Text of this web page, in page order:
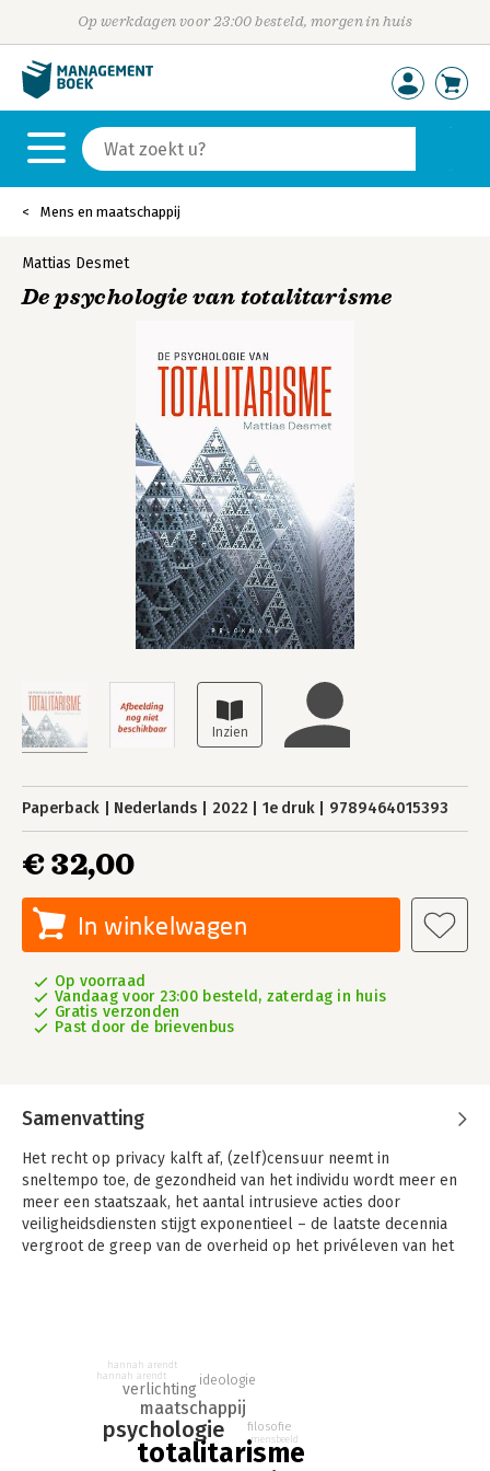
Op werkdagen voor 23:00 besteld, morgen in huis
Mens en maatschappij
Mattias Desmet
De psychologie van totalitarisme
Paperback Nederlands 2022 1e druk 9789464015393
€ 32,00
In winkelwagen
Op voorraad
Vandaag voor 23:00 besteld, zaterdag in huis
Gratis verzonden
Past door de brievenbus
Samenvatting
Het recht op privacy kalft af, (zelf)censuur neemt in
sneltempo toe, de gezondheid van het individu wordt meer en
meer een staatszaak, het aantal intrusieve acties door
veiligheidsdiensten stijgt exponentieel – de laatste decennia
vergroot de greep van de overheid op het privéleven van het
bureaucraten en technocraten, tekent zich merkwaardig
realistisch af aan de maatschappelijke horizon.
Totalitarisme is geen historische toevalligheid. Het is het
logische gevolg van een waanachtig geloof in de almacht van
totalitarisme
psychologie
maatschappij
verlichting
ideologie
filosofie
mensbeeld
hannah arendt
hannah arendt